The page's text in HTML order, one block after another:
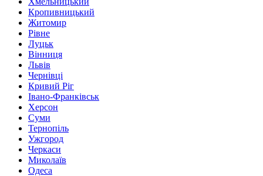
Кропивницький
Житомир
Рівне
Луцьк
Вінниця
Львів
Чернівці
Кривий Ріг
Івано-Франківськ
Херсон
Суми
Тернопіль
Ужгород
Черкаси
Миколаїв
Одеса